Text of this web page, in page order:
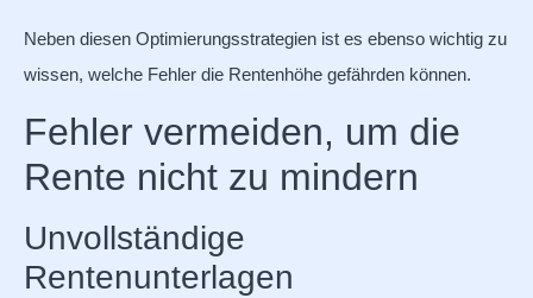
Neben diesen Optimierungsstrategien ist es ebenso wichtig zu
wissen, welche Fehler die Rentenhöhe gefährden können.
Fehler vermeiden, um die
Rente nicht zu mindern
Unvollständige
Rentenunterlagen